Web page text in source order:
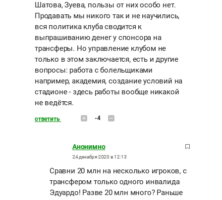
Шатова, Зуева, пользы от них особо нет.
Продавать мы никого так и не научились,
вся политика клуба сводится к
выпрашиванию денег у спонсора на
трансферы. Но управление клубом не
только в этом заключается, есть и другие
вопросы: работа с болельщиками
например, академия, создание условий на
стадионе - здесь работы вообще никакой
не ведётся.
ответить -4
Анонимно
24 декабря 2020 в 12:13
Сравни 20 млн на несколько игроков, с
трансфером только одного инвалида
Эдуардо! Разве 20 млн много? Раньше